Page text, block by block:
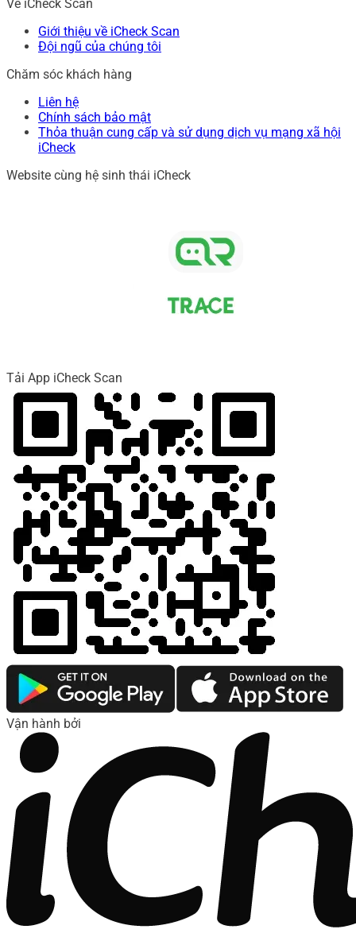
Về iCheck Scan
Giới thiệu về iCheck Scan
Đội ngũ của chúng tôi
Chăm sóc khách hàng
Liên hệ
Chính sách bảo mật
Thỏa thuận cung cấp và sử dụng dịch vụ mạng xã hội
iCheck
Website cùng hệ sinh thái iCheck
Tải App iCheck Scan
Vận hành bởi